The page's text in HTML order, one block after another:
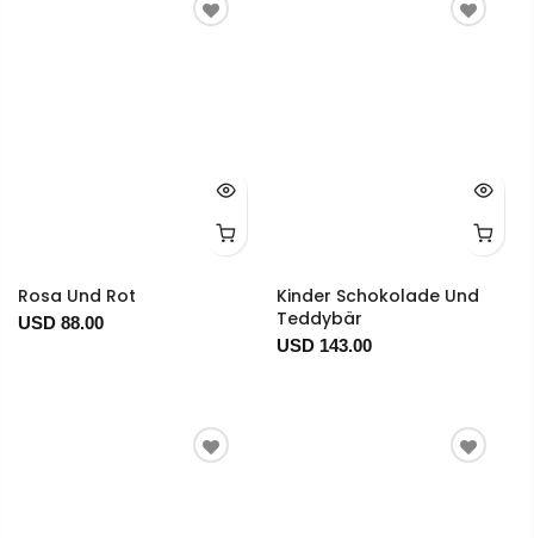
Rosa Und Rot
USD 88.00
Kinder Schokolade Und
Teddybär
USD 143.00